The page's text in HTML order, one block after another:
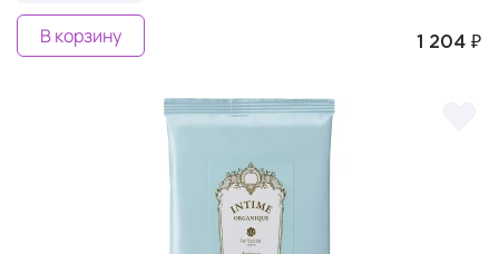
1 204 ₽
В корзину